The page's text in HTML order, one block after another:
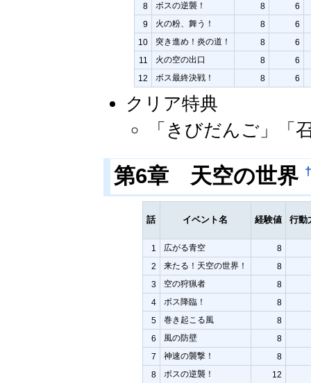
8
ボスの逆襲！ 8
6
9
火の粉、舞う！ 8
6
10
突き進め！炎の道！ 8
6
11
火の空の出口 8
6
12
ボス最終決戦！ 8 6
クリア特典
「きびだんご」「
第6章 天空の世界 †
話 イベント名 経験値 行動
1 広がる青空
8
2
来たる！天空の世界！
8
3
空の狩猟者
8
4
ボス降臨！
8
5
巻き起こる風
8
6
風の防壁
8
7
神速の襲撃！
8
8
ボスの逆襲！ 12